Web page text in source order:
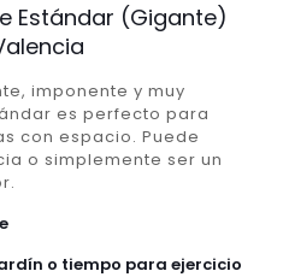
Estándar (Gigante)
imponente y muy
es perfecto para
con espacio. Puede
o simplemente ser un
o tiempo para ejercicio